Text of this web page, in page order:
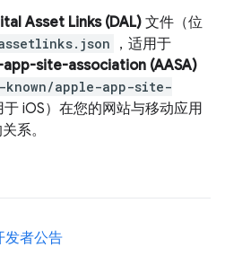
Asset Links (DAL) 文件（位
，适用于
site-association (AASA)
apple-app-site-
于 iOS）在您的网站与移动应用
系。
发者公告